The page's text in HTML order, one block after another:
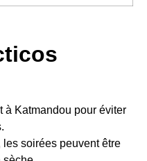
à Katmandou pour éviter
soirées peuvent être